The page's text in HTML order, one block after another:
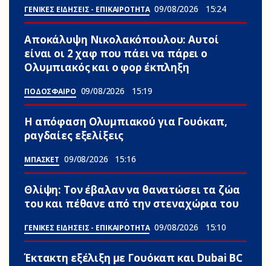
ΓΕΝΙΚΕΣ ΕΙΔΗΣΕΙΣ - ΕΠΙΚΑΙΡΟΤΗΤΑ 09/08/2026 15:24
Αποκάλυψη Νικολακόπουλου: Αυτοί
είναι οι 2 χαφ που πάει να πάρει ο
Ολυμπιακός και ο φορ έκπληξη
ΠΟΔΟΣΦΑΙΡΟ 09/08/2026 15:19
Η απόφαση Ολυμπιακού για Γουόκαπ,
ραγδαίες εξελίξεις
ΜΠΑΣΚΕΤ 09/08/2026 15:16
Θλίψη: Τον έβαλαν να θανατώσει τα ζώα
του και πέθανε από την στεναχώρια του
ΓΕΝΙΚΕΣ ΕΙΔΗΣΕΙΣ - ΕΠΙΚΑΙΡΟΤΗΤΑ 09/08/2026 15:10
Έκτακτη εξέλιξη με Γουόκαπ και Dubai BC